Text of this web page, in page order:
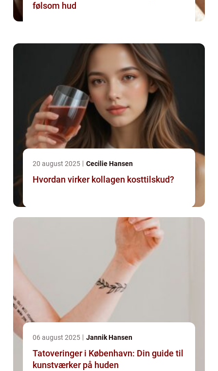
følsom hud
20 august 2025 Cecilie Hansen
Hvordan virker kollagen kosttilskud?
06 august 2025 Jannik Hansen
Tatoveringer i København: Din guide til
kunstværker på huden